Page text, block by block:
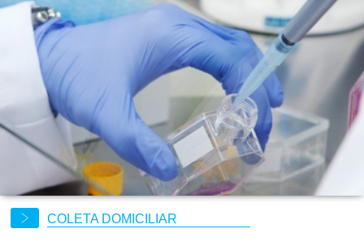
COLETA DOMICILIAR